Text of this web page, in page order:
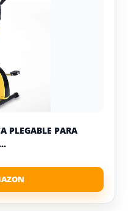
PLEGABLE PARA